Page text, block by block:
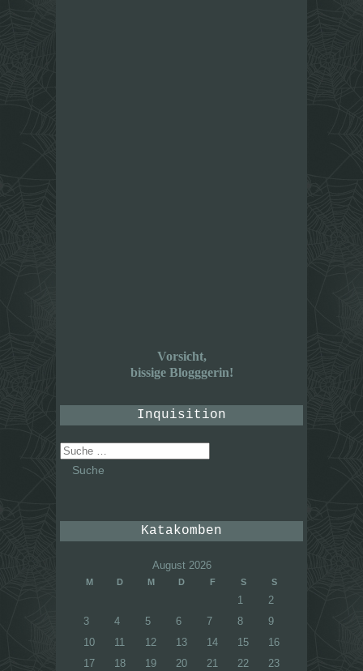
Vorsicht,
bissige Blogggerin!
Inquisition
Suche
nach:
Katakomben
August 2026
M D M D F S S
1
2
3
4 5 6 7 8
9
10
11 12 13 14 15
16
17
18 19 20 21 22
23